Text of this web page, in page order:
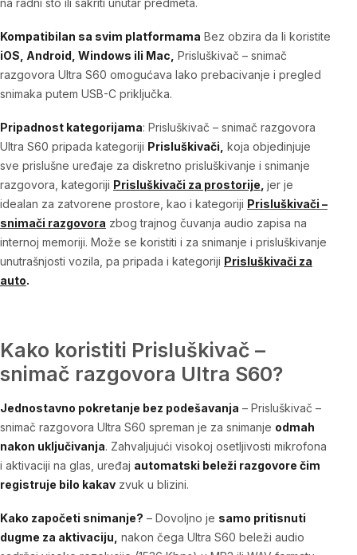
Kompatibilan sa svim platformama Bez obzira da li koristite
iOS, Android, Windows ili Mac, Prisluškivač – snimač
razgovora Ultra S60 omogućava lako prebacivanje i pregled
snimaka putem USB-C priključka.
Pripadnost kategorijama: Prisluškivač – snimač razgovora
Ultra S60 pripada kategoriji Prisluškivači, koja objedinjuje
sve prislušne uređaje za diskretno prisluškivanje i snimanje
razgovora, kategoriji Prisluškivači za prostorije jer je
idealan za zatvorene prostore, kao i kategoriji Prisluškivači –
snimači razgovora zbog trajnog čuvanja audio zapisa na
internoj memoriji. Može se koristiti i za snimanje i prisluškivanje
unutrašnjosti vozila, pa pripada i kategoriji Prisluškivači za
auto.
Kako koristiti Prisluškivač –
snimač razgovora Ultra S60?
Jednostavno pokretanje bez podešavanja – Prisluškivač –
snimač razgovora Ultra S60 spreman je za snimanje odmah
nakon uključivanja. Zahvaljujući visokoj osetljivosti mikrofona
i aktivaciji na glas, uređaj automatski beleži razgovore čim
registruje bilo kakav zvuk u blizini.
Kako započeti snimanje? – Dovoljno je samo pritisnuti
dugme za aktivaciju, nakon čega Ultra S60 beleži audio